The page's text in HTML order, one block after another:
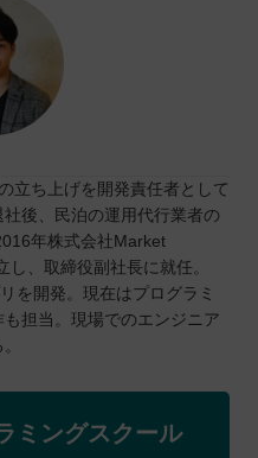
立ち上げを開発責任者として
後、民泊の運用代行業者の
年株式会社Market
、取締役副社長に就任。
を開発。現在はプログラミ
担当。現場でのエンジニア
ミングスクール